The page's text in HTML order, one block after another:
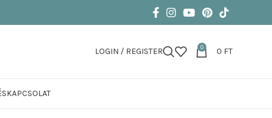
LOGIN / REGISTER 0 0 FT
KAPCSOLAT